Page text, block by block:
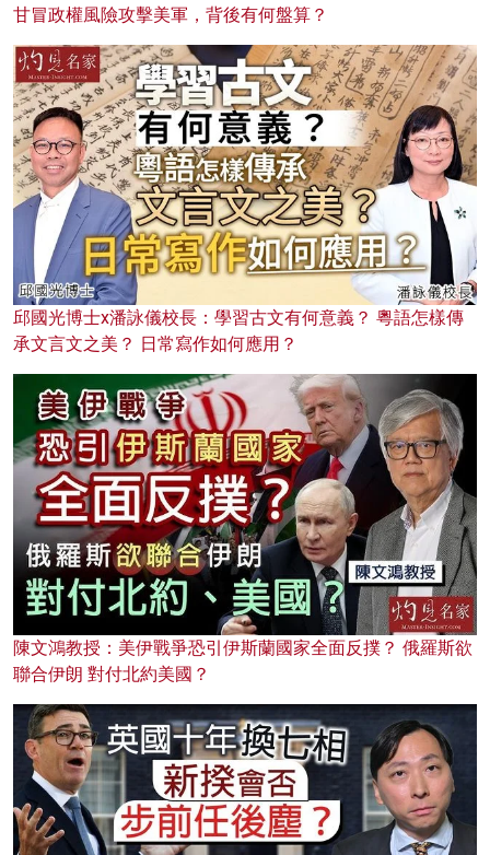
甘冒政權風險攻擊美軍，背後有何盤算？
邱國光博士x潘詠儀校長：學習古文有何意義？ 粵語怎樣傳
承文言文之美？ 日常寫作如何應用？
陳文鴻教授：美伊戰爭恐引伊斯蘭國家全面反撲？ 俄羅斯欲
聯合伊朗 對付北約美國？